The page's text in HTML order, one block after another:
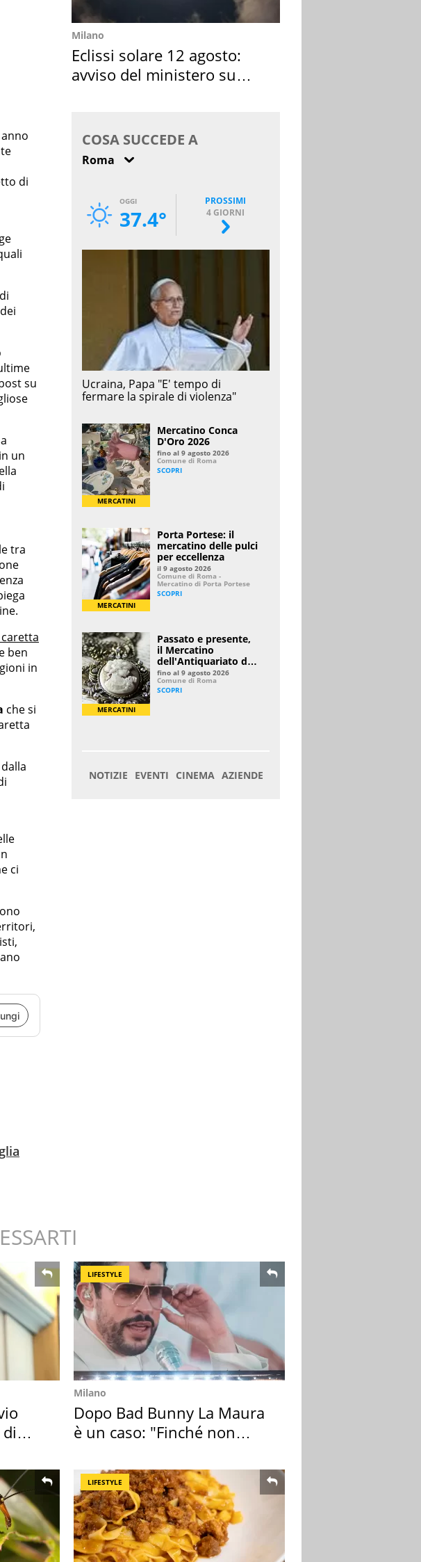
di
di
su
un
tra
ben
in
che si
ci
Milano
Eclissi solare 12 agosto:
avviso del ministero su
LIFESTYLE
Milano
Dopo Bad Bunny La Maura
è un caso: "Finché non
LIFESTYLE